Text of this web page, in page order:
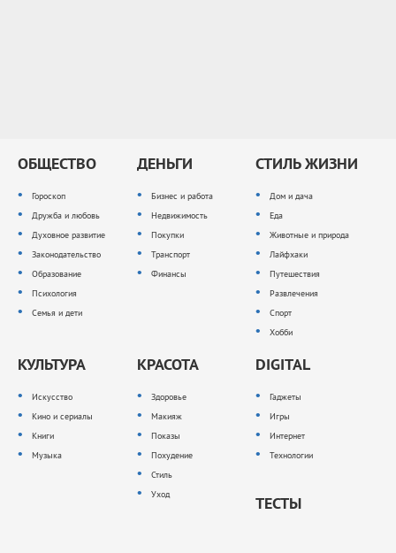
ОБЩЕСТВО
Гороскоп
Дружба и любовь
Духовное развитие
Законодательство
Образование
Психология
Семья и дети
ДЕНЬГИ
Бизнес и работа
Недвижимость
Покупки
Транспорт
Финансы
СТИЛЬ ЖИЗНИ
Дом и дача
Еда
Животные и природа
Лайфхаки
Путешествия
Развлечения
Спорт
Хобби
КУЛЬТУРА
Искусство
Кино и сериалы
Книги
Музыка
КРАСОТА
Здоровье
Макияж
Показы
Похудение
Стиль
Уход
DIGITAL
Гаджеты
Игры
Интернет
Технологии
ТЕСТЫ